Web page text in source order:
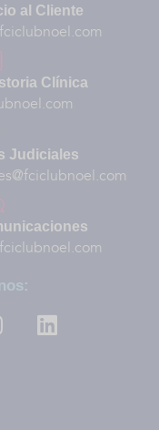
al Cliente
Clínica
Judiciales